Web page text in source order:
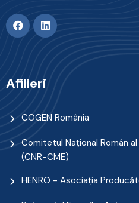
Afilieri
COGEN România
Comitetul Naţional Român
(CNR-CME)
HENRO - Asociația